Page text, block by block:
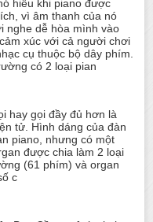
hiểu khi piano được
vì âm thanh của nó
nghe dễ hòa mình vào
xúc với cả người chơi
cụ thuộc bộ dây phím.
có 2 loại pian
hay gọi đầy đủ hơn là
tử. Hình dáng của đàn
piano, nhưng có một
được chia làm 2 loại
(61 phím) và organ
c